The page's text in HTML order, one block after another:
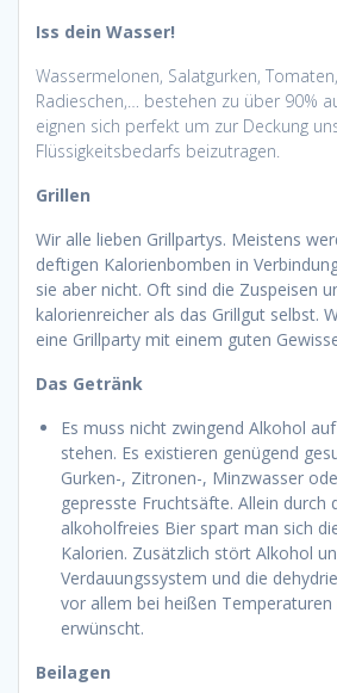
Iss dein Wasser!
Wassermelonen, Salatgurken,
Radieschen,… bestehen zu über 90%
eignen sich perfekt um zur Deckung
Flüssigkeitsbedarfs beizutragen.
Grillen
Wir alle lieben Grillpartys. Meistens
deftigen Kalorienbomben in
sie aber nicht. Oft sind die Zuspeisen
kalorienreicher als das Grillgut selbst.
eine Grillparty mit einem guten
Das Getränk
Es muss nicht zwingend Alkohol
stehen. Es existieren genügend
Gurken-, Zitronen-, Minzwasser
gepresste Fruchtsäfte. Allein durch
alkoholfreies Bier spart man sich
Kalorien. Zusätzlich stört Alkohol
Verdauungssystem und die
vor allem bei heißen
erwünscht.
Beilagen